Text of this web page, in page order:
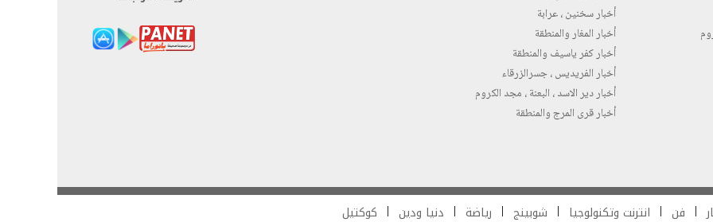
أخبار سخنين ، عرابة
أخبار المغار والمنطقة
أخبار كفر ياسيف والمنطقة
أخبار الفريديس ، جسرالزرقاء
أخبار دير الاسد ، البعنة ، مجد الكروم
أخبار قرى المرج والمنطقة
فن انترنت وتكنولوجيا شوبينج رياضة دنيا ودين كوكتيل